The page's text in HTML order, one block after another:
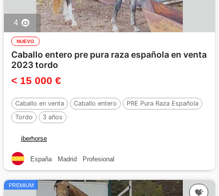
4
NUEVO
Caballo entero pre pura raza española en venta
2023 tordo
< 15 000 €
Caballo en venta Caballo entero
PRE Pura Raza Española
Tordo
3 años
iberhorse
España Madrid Profesional
PREMIUM